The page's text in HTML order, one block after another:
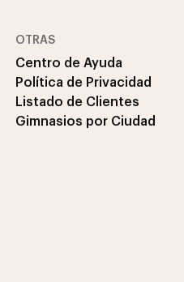
OTRAS
Centro de Ayuda
Política de Privacidad
Listado de Clientes
Gimnasios por Ciudad